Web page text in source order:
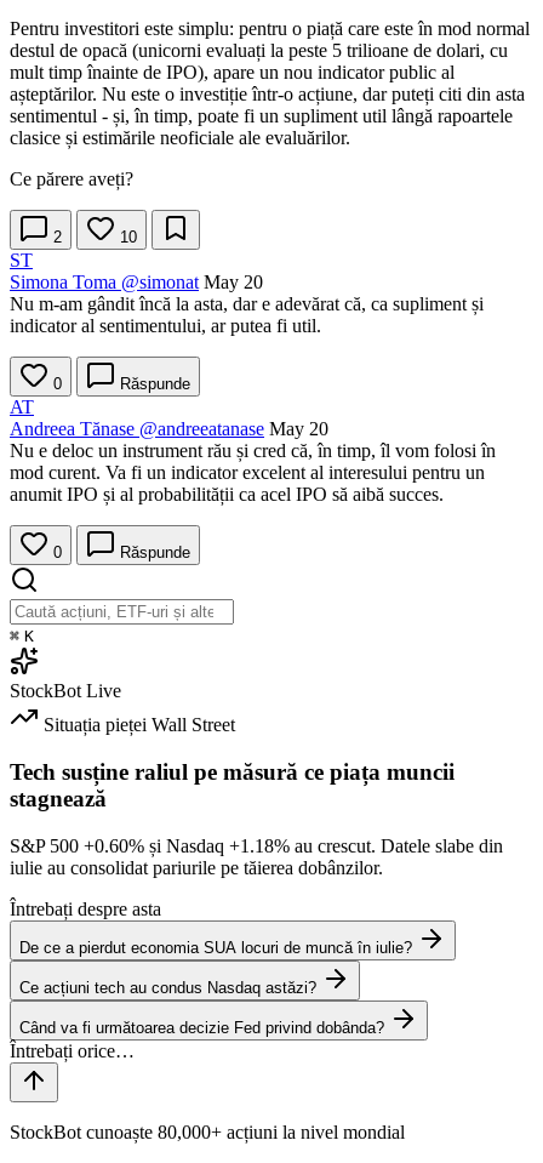
Pentru investitori este simplu: pentru o piață care este în mod normal
destul de opacă (unicorni evaluați la peste 5 trilioane de dolari, cu
mult timp înainte de IPO), apare un nou indicator public al
așteptărilor. Nu este o investiție într-o acțiune, dar puteți citi din asta
sentimentul - și, în timp, poate fi un supliment util lângă rapoartele
clasice și estimările neoficiale ale evaluărilor.
Ce părere aveți?
2 10
ST
Simona Toma @simonat May 20
Nu m-am gândit încă la asta, dar e adevărat că, ca supliment și
indicator al sentimentului, ar putea fi util.
0 Răspunde
AT
Andreea Tănase @andreeatanase May 20
Nu e deloc un instrument rău și cred că, în timp, îl vom folosi în
mod curent. Va fi un indicator excelent al interesului pentru un
anumit IPO și al probabilității ca acel IPO să aibă succes.
0 Răspunde
⌘ K
StockBot Live
Situația pieței Wall Street
Tech susține raliul pe măsură ce piața muncii
stagnează
S&P 500 +0.60% și Nasdaq +1.18% au crescut. Datele slabe din
iulie au consolidat pariurile pe tăierea dobânzilor.
Întrebați despre asta
De ce a pierdut economia SUA locuri de muncă în iulie?
Ce acțiuni tech au condus Nasdaq astăzi?
Când va fi următoarea decizie Fed privind dobânda?
StockBot cunoaște 80,000+ acțiuni la nivel mondial